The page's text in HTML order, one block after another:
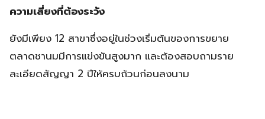
ความเสี่ยงที่ต้องระวัง
ยังมีเพียง 12 สาขาซึ่งอยู่ในช่วงเริ่มต้นของการขยาย
ตลาดชานมมีการแข่งขันสูงมาก และต้องสอบถามราย
ละเอียดสัญญา 2 ปีให้ครบถ้วนก่อนลงนาม